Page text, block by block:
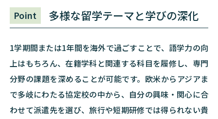
Point 多様な留学テーマと学びの深化
1学期間または1年間を海外で過ごすことで、語学力の向
上はもちろん、在籍学科と関連する科目を履修し、専門
分野の課題を深めることが可能です。欧米からアジアま
で多岐にわたる協定校の中から、自分の興味・関心に合
わせて派遣先を選び、旅行や短期研修では得られない貴